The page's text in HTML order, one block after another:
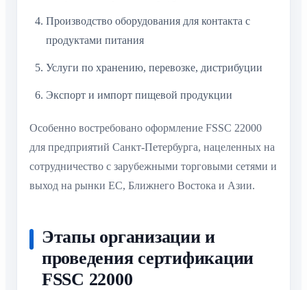
Производство оборудования для контакта с
продуктами питания
Услуги по хранению, перевозке, дистрибуции
Экспорт и импорт пищевой продукции
Особенно востребовано оформление FSSC 22000
для предприятий Санкт-Петербурга, нацеленных на
сотрудничество с зарубежными торговыми сетями и
выход на рынки ЕС, Ближнего Востока и Азии.
Этапы организации и
проведения сертификации
FSSC 22000